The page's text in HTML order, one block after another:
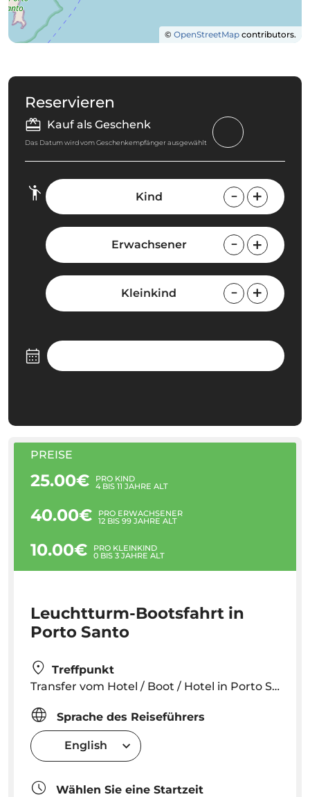
© OpenStreetMap contributors.
Reservieren
Kauf als Geschenk
Das Datum wird vom Geschenkempfänger ausgewählt
Kind
Erwachsener
Kleinkind
PREISE
25.00€ PRO KIND
4 BIS 11 JAHRE ALT
40.00€ PRO ERWACHSENER
12 BIS 99 JAHRE ALT
10.00€ PRO KLEINKIND
0 BIS 3 JAHRE ALT
Leuchtturm-Bootsfahrt in
Porto Santo
Treffpunkt
Transfer vom Hotel / Boot / Hotel in Porto Santo
Sprache des Reiseführers
English
Wählen Sie eine Startzeit